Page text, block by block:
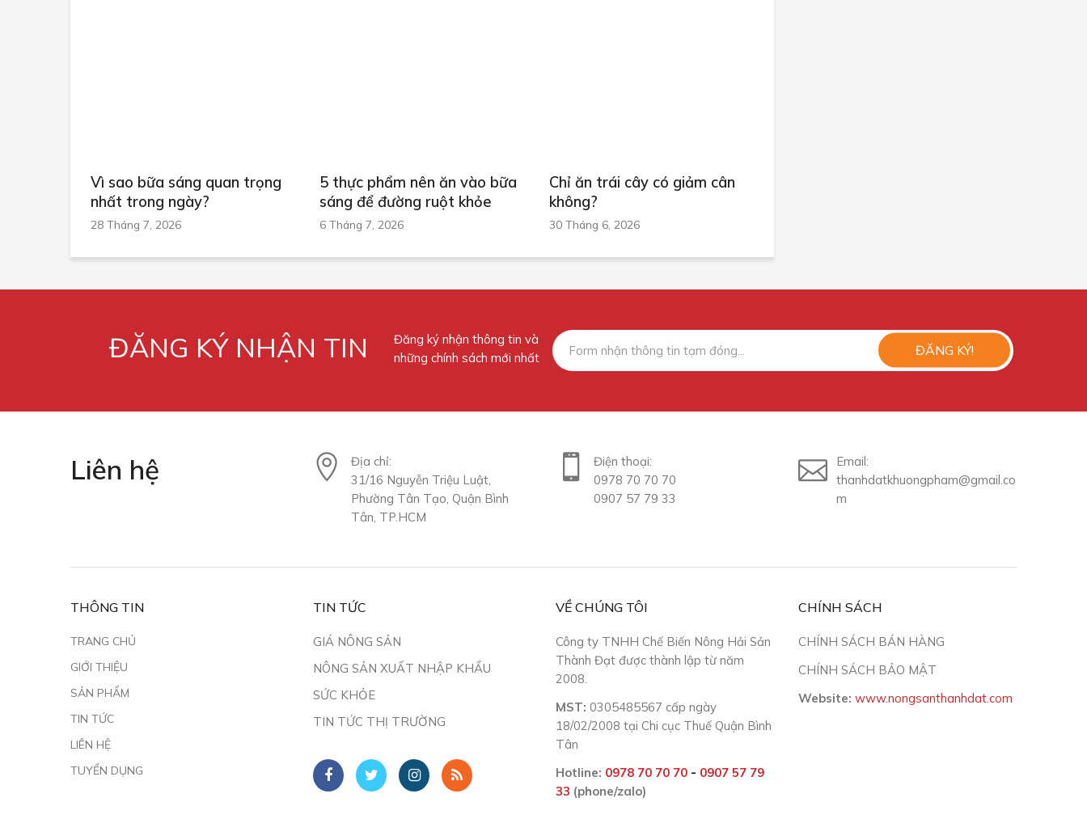
Vì sao bữa sáng quan trọng
nhất trong ngày?
28 Tháng 7, 2026
5 thực phẩm nên ăn vào bữa
sáng để đường ruột khỏe
6 Tháng 7, 2026
Chỉ ăn trái cây có giảm cân
không?
30 Tháng 6, 2026
ĐĂNG KÝ NHẬN TIN
Đăng ký nhận thông tin và
những chính sách mới nhất
ĐĂNG KÝ!
Liên hệ
Địa chỉ:
31/16 Nguyễn Triệu Luật,
Phường Tân Tạo, Quận Bình
Tân, TP.HCM
Điện thoại:
0978 70 70 70
0907 57 79 33
Email:
thanhdatkhuongpham@gmail.co
m
THÔNG TIN
TRANG CHỦ
GIỚI THIỆU
SẢN PHẨM
TIN TỨC
LIÊN HỆ
TUYỂN DỤNG
TIN TỨC
GIÁ NÔNG SẢN
NÔNG SẢN XUẤT NHẬP KHẨU
SỨC KHỎE
TIN TỨC THỊ TRƯỜNG
VỀ CHÚNG TÔI
Công ty TNHH Chế Biến Nông Hải Sản
Thành Đạt được thành lập từ năm
2008.
MST: 0305485567 cấp ngày
18/02/2008 tại Chi cục Thuế Quận Bình
Tân
Hotline: 0978 70 70 70 - 0907 57 79
33 (phone/zalo)
CHÍNH SÁCH
CHÍNH SÁCH BÁN HÀNG
CHÍNH SÁCH BẢO MẬT
Website: www.nongsanthanhdat.com